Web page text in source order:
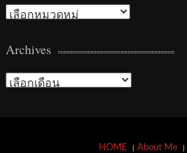
Category
Archives
Archives
HOME About Me